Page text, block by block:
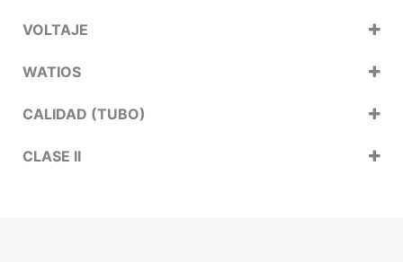
VOLTAJE
WATIOS
CALIDAD (TUBO)
CLASE II